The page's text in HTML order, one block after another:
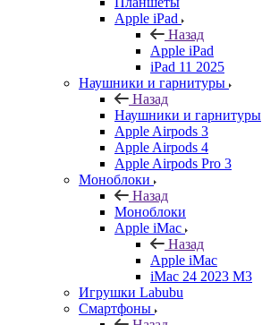
Apple iPad
Назад
Apple iPad
iPad 11 2025
Наушники и гарнитуры
Назад
Наушники и гарнитуры
Apple Airpods 3
Apple Airpods 4
Apple Airpods Pro 3
Моноблоки
Назад
Моноблоки
Apple iMac
Назад
Apple iMac
iMac 24 2023 M3
Игрушки Labubu
Смартфоны